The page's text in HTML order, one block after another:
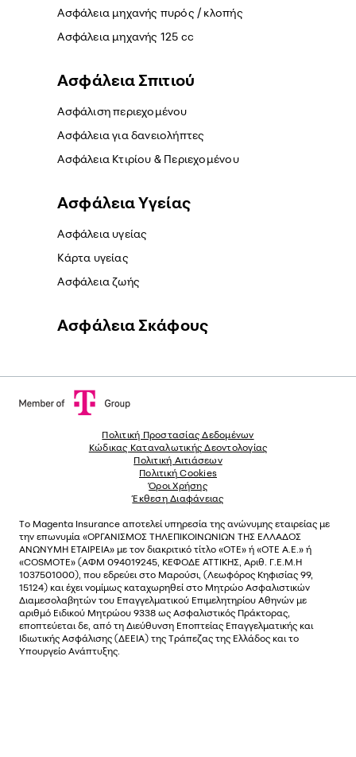
Ασφάλεια μηχανής πυρός / κλοπής
Ασφάλεια μηχανής 125 cc
Ασφάλεια Σπιτιού
Ασφάλιση περιεχομένου
Ασφάλεια για δανειολήπτες
Ασφάλεια Κτιρίου & Περιεχομένου
Ασφάλεια Yγείας
Ασφάλεια υγείας
Κάρτα υγείας
Ασφάλεια ζωής
Ασφάλεια Σκάφους
Πολιτική Προστασίας Δεδομένων
Κώδικας Καταναλωτικής Δεοντολογίας
Πολιτική Αιτιάσεων
Πολιτική Cookies
Όροι Χρήσης
Έκθεση Διαφάνειας
Το Magenta Insurance αποτελεί υπηρεσία της ανώνυµης εταιρείας µε
την επωνυµία «ΟΡΓΑΝΙΣΜΟΣ ΤΗΛΕΠΙΚΟΙΝΩΝΙΩΝ ΤΗΣ ΕΛΛΑΔΟΣ
ΑΝΩΝΥΜΗ ΕΤΑΙΡΕΙΑ» µε τον διακριτικό τίτλο «OTE» ή «ΟΤΕ Α.Ε.» ή
«COSMOTE» (ΑΦΜ 094019245, ΚΕΦΟΔΕ ΑΤΤΙΚΗΣ, Αριθ. Γ.Ε.Μ.Η
1037501000), που εδρεύει στο Μαρούσι, (Λεωφόρος Κηφισίας 99,
15124) και έχει νοµίµως καταχωρηθεί στο Μητρώο Ασφαλιστικών
Διαµεσολαβητών του Επαγγελµατικού Επιµελητηρίου Αθηνών µε
αριθµό Ειδικού Μητρώου 9338 ως Ασφαλιστικός Πράκτορας,
εποπτεύεται δε, από τη Διεύθυνση Εποπτείας Επαγγελματικής και
Ιδιωτικής Ασφάλισης (ΔΕΕΙΑ) της Τράπεζας της Ελλάδος και το
Υπουργείο Ανάπτυξης.